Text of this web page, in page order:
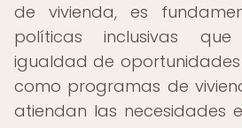
de vivienda, es
políticas inclusivas
igualdad de
como programas de
atiendan las necesidades